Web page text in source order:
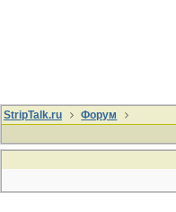
StripTalk.ru
Форум